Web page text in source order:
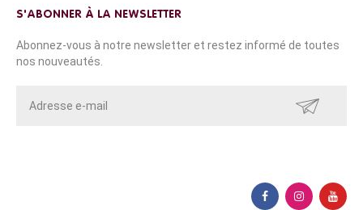
S'ABONNER À LA NEWSLETTER
Abonnez-vous à notre newsletter et restez informé de toutes
nos nouveautés.
ENVOYER